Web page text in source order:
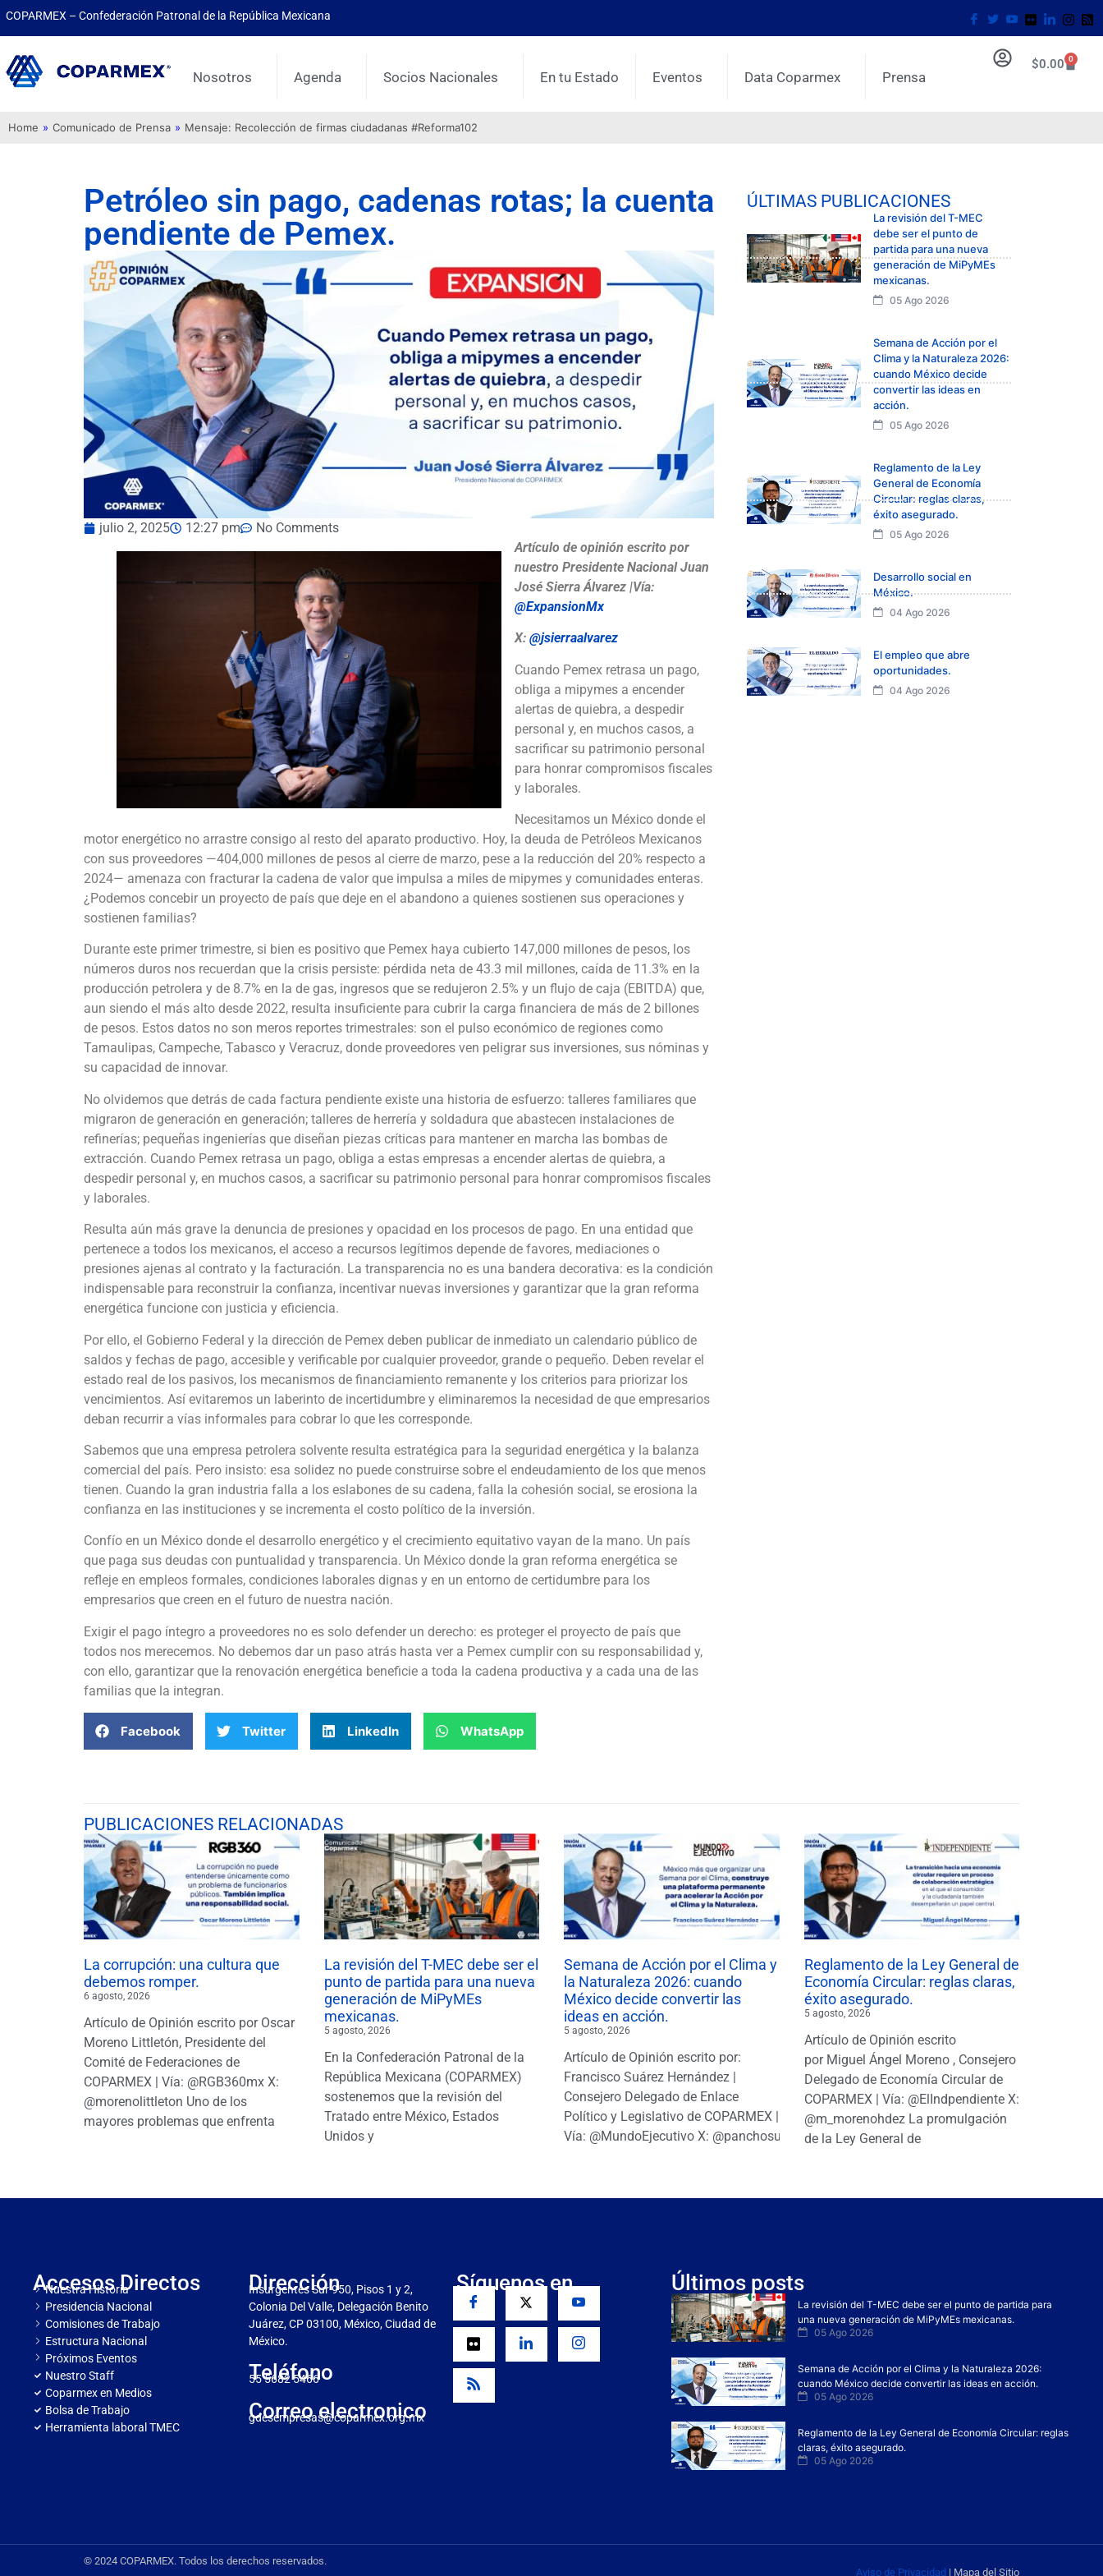
COPARMEX – Confederación Patronal de la República Mexicana
Nosotros Agenda Socios Nacionales En tu Estado Eventos Data Coparmex Prensa
$0.00 0
Home » Comunicado de Prensa » Mensaje: Recolección de firmas ciudadanas #Reforma102
Petróleo sin pago, cadenas rotas; la cuenta
pendiente de Pemex.
julio 2, 2025 12:27 pm
No Comments
Artículo de opinión escrito por
nuestro Presidente Nacional Juan
José Sierra Álvarez |Vía:
@ExpansionMx
X: @jsierraalvarez
Cuando Pemex retrasa un pago,
obliga a mipymes a encender
alertas de quiebra, a despedir
personal y, en muchos casos, a
sacrificar su patrimonio personal
para honrar compromisos fiscales
y laborales.
Necesitamos un México donde el
motor energético no arrastre consigo al resto del aparato productivo. Hoy, la deuda de Petróleos Mexicanos
con sus proveedores —404,000 millones de pesos al cierre de marzo, pese a la reducción del 20% respecto a
2024— amenaza con fracturar la cadena de valor que impulsa a miles de mipymes y comunidades enteras.
¿Podemos concebir un proyecto de país que deje en el abandono a quienes sostienen sus operaciones y
sostienen familias?
Durante este primer trimestre, si bien es positivo que Pemex haya cubierto 147,000 millones de pesos, los
números duros nos recuerdan que la crisis persiste: pérdida neta de 43.3 mil millones, caída de 11.3% en la
producción petrolera y de 8.7% en la de gas, ingresos que se redujeron 2.5% y un flujo de caja (EBITDA) que,
aun siendo el más alto desde 2022, resulta insuficiente para cubrir la carga financiera de más de 2 billones
de pesos. Estos datos no son meros reportes trimestrales: son el pulso económico de regiones como
Tamaulipas, Campeche, Tabasco y Veracruz, donde proveedores ven peligrar sus inversiones, sus nóminas y
su capacidad de innovar.
No olvidemos que detrás de cada factura pendiente existe una historia de esfuerzo: talleres familiares que
migraron de generación en generación; talleres de herrería y soldadura que abastecen instalaciones de
refinerías; pequeñas ingenierías que diseñan piezas críticas para mantener en marcha las bombas de
extracción. Cuando Pemex retrasa un pago, obliga a estas empresas a encender alertas de quiebra, a
despedir personal y, en muchos casos, a sacrificar su patrimonio personal para honrar compromisos fiscales
y laborales.
Resulta aún más grave la denuncia de presiones y opacidad en los procesos de pago. En una entidad que
pertenece a todos los mexicanos, el acceso a recursos legítimos depende de favores, mediaciones o
presiones ajenas al contrato y la facturación. La transparencia no es una bandera decorativa: es la condición
indispensable para reconstruir la confianza, incentivar nuevas inversiones y garantizar que la gran reforma
energética funcione con justicia y eficiencia.
Por ello, el Gobierno Federal y la dirección de Pemex deben publicar de inmediato un calendario público de
saldos y fechas de pago, accesible y verificable por cualquier proveedor, grande o pequeño. Deben revelar el
estado real de los pasivos, los mecanismos de financiamiento remanente y los criterios para priorizar los
vencimientos. Así evitaremos un laberinto de incertidumbre y eliminaremos la necesidad de que empresarios
deban recurrir a vías informales para cobrar lo que les corresponde.
Sabemos que una empresa petrolera solvente resulta estratégica para la seguridad energética y la balanza
comercial del país. Pero insisto: esa solidez no puede construirse sobre el endeudamiento de los que menos
tienen. Cuando la gran industria falla a los eslabones de su cadena, falla la cohesión social, se erosiona la
confianza en las instituciones y se incrementa el costo político de la inversión.
Confío en un México donde el desarrollo energético y el crecimiento equitativo vayan de la mano. Un país
que paga sus deudas con puntualidad y transparencia. Un México donde la gran reforma energética se
refleje en empleos formales, condiciones laborales dignas y en un entorno de certidumbre para los
empresarios que creen en el futuro de nuestra nación.
Exigir el pago íntegro a proveedores no es solo defender un derecho: es proteger el proyecto de país que
todos nos merecemos. No debemos dar un paso atrás hasta ver a Pemex cumplir con su responsabilidad y,
con ello, garantizar que la renovación energética beneficie a toda la cadena productiva y a cada una de las
familias que la integran.
Facebook Twitter LinkedIn WhatsApp
ÚLTIMAS PUBLICACIONES
La revisión del T-MEC
debe ser el punto de
partida para una nueva
generación de MiPyMEs
mexicanas.
05 Ago 2026
Semana de Acción por el
Clima y la Naturaleza 2026:
cuando México decide
convertir las ideas en
acción.
05 Ago 2026
Reglamento de la Ley
General de Economía
Circular: reglas claras,
éxito asegurado.
05 Ago 2026
Desarrollo social en
México.
04 Ago 2026
El empleo que abre
oportunidades.
04 Ago 2026
PUBLICACIONES RELACIONADAS
La corrupción: una cultura que
debemos romper.
6 agosto, 2026
Artículo de Opinión escrito por Oscar
Moreno Littletón, Presidente del
Comité de Federaciones de
COPARMEX | Vía: @RGB360mx X:
@morenolittleton Uno de los
mayores problemas que enfrenta
La revisión del T-MEC debe ser el
punto de partida para una nueva
generación de MiPyMEs
mexicanas.
5 agosto, 2026
En la Confederación Patronal de la
República Mexicana (COPARMEX)
sostenemos que la revisión del
Tratado entre México, Estados
Unidos y
Semana de Acción por el Clima y
la Naturaleza 2026: cuando
México decide convertir las
ideas en acción.
5 agosto, 2026
Artículo de Opinión escrito por:
Francisco Suárez Hernández |
Consejero Delegado de Enlace
Político y Legislativo de COPARMEX |
Vía: @MundoEjecutivo X: @panchosuarezh
Reglamento de la Ley General de
Economía Circular: reglas claras,
éxito asegurado.
5 agosto, 2026
Artículo de Opinión escrito
por Miguel Ángel Moreno , Consejero
Delegado de Economía Circular de
COPARMEX | Vía: @ElIndpendiente X:
@m_morenohdez La promulgación
de la Ley General de
Accesos Directos
Nuestra Historia
Presidencia Nacional
Comisiones de Trabajo
Estructura Nacional
Próximos Eventos
Nuestro Staff
Coparmex en Medios
Bolsa de Trabajo
Herramienta laboral TMEC
Dirección
Insurgentes Sur 950, Pisos 1 y 2,
Colonia Del Valle, Delegación Benito
Juárez, CP 03100, México, Ciudad de
México.
Teléfono
55 5682 5466
Correo electronico
gdesempresas@coparmex.org.mx
Síguenos en Últimos posts
La revisión del T-MEC debe ser el punto de partida para
una nueva generación de MiPyMEs mexicanas.
05 Ago 2026
Semana de Acción por el Clima y la Naturaleza 2026:
cuando México decide convertir las ideas en acción.
05 Ago 2026
Reglamento de la Ley General de Economía Circular: reglas
claras, éxito asegurado.
05 Ago 2026
© 2024 COPARMEX. Todos los derechos reservados.
Aviso de Privacidad | Mapa del Sitio